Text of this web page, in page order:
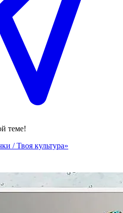
теме!
/ Твоя культура»